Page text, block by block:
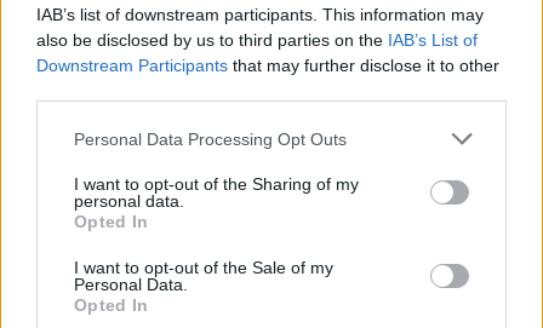
IAB’s list of downstream participants. This information may
also be disclosed by us to third parties on the IAB’s List of
Downstream Participants that may further disclose it to other
Please note that this website/app uses one or more Google
not limited to your visit or usage behaviour. You may click to
grant or deny consent to Google and its third-party tags to
use your data for below specified purposes in below Google
consent section.
Personal Data Processing Opt Outs
I want to opt-out of the Sharing of my
personal data.
Opted In
I want to opt-out of the Sale of my
Personal Data.
Opted In
μονοθέσια που αξιοποιούναεροδυναμικά τις μεγάλες
ευθείες και τις υψηλές ταχύτητες κίνησης.